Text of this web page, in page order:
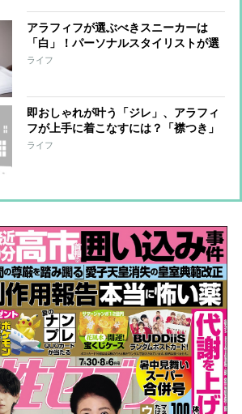
アラフィフが選ぶべきスニーカーは
「白」！パーソナルスタイリストが選
び方、コーデ術を指南
ライフ
即おしゃれが叶う「ジレ」、アラフィ
フが上手に着こなすには？「襟つき」
「ネックレス」がNGの理由をスタイ
ライフ